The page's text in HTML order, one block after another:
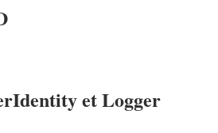
et Logger